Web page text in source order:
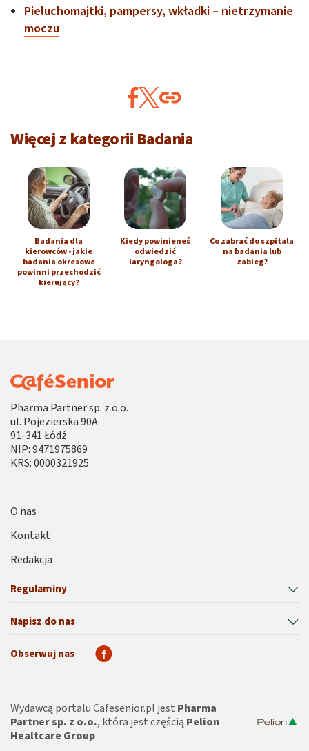
Pieluchomajtki, pampersy, wkładki – nietrzymanie
moczu
Więcej z kategorii Badania
Badania dla
kierowców - jakie
badania okresowe
powinni przechodzić
kierujący?
Kiedy powinieneś
odwiedzić
laryngologa?
Co zabrać do szpitala
na badania lub
zabieg?
Pharma Partner sp. z o.o.
ul. Pojezierska 90A
91-341 Łódź
NIP: 9471975869
KRS: 0000321925
Regulaminy
Napisz do nas
O nas
Kontakt
Redakcja
Obserwuj nas
Wydawcą portalu Cafesenior.pl jest Pharma
Partner sp. z o.o., która jest częścią Pelion
Healtcare Group